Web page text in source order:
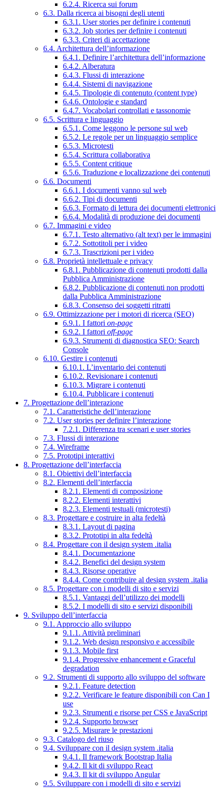
6.2.4. Ricerca sui forum
6.3. Dalla ricerca ai bisogni degli utenti
6.3.1. User stories per definire i contenuti
6.3.2. Job stories per definire i contenuti
6.3.3. Criteri di accettazione
6.4. Architettura dell’informazione
6.4.1. Definire l’architettura dell’informazione
6.4.2. Alberatura
6.4.3. Flussi di interazione
6.4.4. Sistemi di navigazione
6.4.5. Tipologie di contenuto (content type)
6.4.6. Ontologie e standard
6.4.7. Vocabolari controllati e tassonomie
6.5. Scrittura e linguaggio
6.5.1. Come leggono le persone sul web
6.5.2. Le regole per un linguaggio semplice
6.5.3. Microtesti
6.5.4. Scrittura collaborativa
6.5.5. Content critique
6.5.6. Traduzione e localizzazione dei contenuti
6.6. Documenti
6.6.1. I documenti vanno sul web
6.6.2. Tipi di documenti
6.6.3. Formato di lettura dei documenti elettronici
6.6.4. Modalità di produzione dei documenti
6.7. Immagini e video
6.7.1. Testo alternativo (alt text) per le immagini
6.7.2. Sottotitoli per i video
6.7.3. Trascrizioni per i video
6.8. Proprietà intellettuale e privacy
6.8.1. Pubblicazione di contenuti prodotti dalla
Pubblica Amministrazione
6.8.2. Pubblicazione di contenuti non prodotti
dalla Pubblica Amministrazione
6.8.3. Consenso dei soggetti ritratti
6.9. Ottimizzazione per i motori di ricerca (SEO)
6.9.1. I fattori on-page
6.9.2. I fattori off-page
6.9.3. Strumenti di diagnostica SEO: Search
Console
6.10. Gestire i contenuti
6.10.1. L’inventario dei contenuti
6.10.2. Revisionare i contenuti
6.10.3. Migrare i contenuti
6.10.4. Pubblicare i contenuti
7. Progettazione dell’interazione
7.1. Caratteristiche dell’interazione
7.2. User stories per definire l’interazione
7.2.1. Differenza tra scenari e user stories
7.3. Flussi di interazione
7.4. Wireframe
7.5. Prototipi interattivi
8. Progettazione dell’interfaccia
8.1. Obiettivi dell’interfaccia
8.2. Elementi dell’interfaccia
8.2.1. Elementi di composizione
8.2.2. Elementi interattivi
8.2.3. Elementi testuali (microtesti)
8.3. Progettare e costruire in alta fedeltà
8.3.1. Layout di pagina
8.3.2. Prototipi in alta fedeltà
8.4. Progettare con il design system .italia
8.4.1. Documentazione
8.4.2. Benefici del design system
8.4.3. Risorse operative
8.4.4. Come contribuire al design system .italia
8.5. Progettare con i modelli di sito e servizi
8.5.1. Vantaggi dell’utilizzo dei modelli
8.5.2. I modelli di sito e servizi disponibili
9. Sviluppo dell’interfaccia
9.1. Approccio allo sviluppo
9.1.1. Attività preliminari
9.1.2. Web design responsivo e accessibile
9.1.3. Mobile first
9.1.4. Progressive enhancement e Graceful
degradation
9.2. Strumenti di supporto allo sviluppo del software
9.2.1. Feature detection
9.2.2. Verificare le feature disponibili con Can I
use
9.2.3. Strumenti e risorse per CSS e JavaScript
9.2.4. Supporto browser
9.2.5. Misurare le prestazioni
9.3. Catalogo del riuso
9.4. Sviluppare con il design system .italia
9.4.1. Il framework Bootstrap Italia
9.4.2. Il kit di sviluppo React
9.4.3. Il kit di sviluppo Angular
9.5. Sviluppare con i modelli di sito e servizi